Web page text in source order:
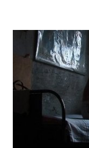
十年后，她的
后的作品《危
巢》最终的剪
年初开始，到
郊以捡垃圾为生
地打工子弟学
他们的小屋建
一个用各种捡
各种垃圾。季